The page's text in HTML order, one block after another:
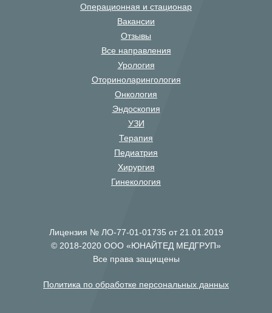
Операционная и стационар
Вакансии
Отзывы
Все направления
Урология
Оториноларингология
Онкология
Эндоскопия
УЗИ
Терапия
Педиатрия
Хирургия
Гинекология
Лицензия № ЛО-77-01-01735 от 21.01.2019
© 2018-2020 ООО «ЮНАЙТЕД МЕДГРУП»
Все права защищены
Политика по обработке персональных данных